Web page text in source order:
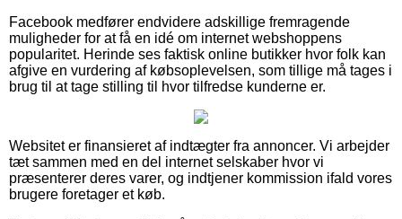
Facebook medfører endvidere adskillige fremragende
muligheder for at få en idé om internet webshoppens
popularitet. Herinde ses faktisk online butikker hvor folk kan
afgive en vurdering af købsoplevelsen, som tillige må tages i
brug til at tage stilling til hvor tilfredse kunderne er.
Websitet er finansieret af indtægter fra annoncer. Vi arbejder
tæt sammen med en del internet selskaber hvor vi
præsenterer deres varer, og indtjener kommission ifald vores
brugere foretager et køb.